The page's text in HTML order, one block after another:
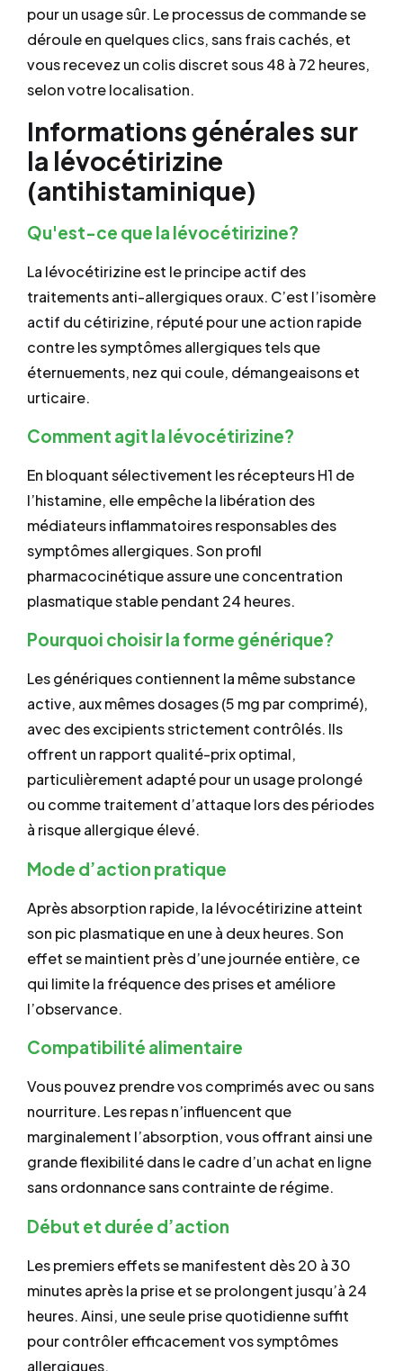
pour un usage sûr. Le processus de commande se
déroule en quelques clics, sans frais cachés, et
vous recevez un colis discret sous 48 à 72 heures,
selon votre localisation.
Informations générales sur
la lévocétirizine
(antihistaminique)
Qu'est-ce que la lévocétirizine?
La lévocétirizine est le principe actif des
traitements anti-allergiques oraux. C’est l’isomère
actif du cétirizine, réputé pour une action rapide
contre les symptômes allergiques tels que
éternuements, nez qui coule, démangeaisons et
urticaire.
Comment agit la lévocétirizine?
En bloquant sélectivement les récepteurs H1 de
l’histamine, elle empêche la libération des
médiateurs inflammatoires responsables des
symptômes allergiques. Son profil
pharmacocinétique assure une concentration
plasmatique stable pendant 24 heures.
Pourquoi choisir la forme générique?
Les génériques contiennent la même substance
active, aux mêmes dosages (5 mg par comprimé),
avec des excipients strictement contrôlés. Ils
offrent un rapport qualité-prix optimal,
particulièrement adapté pour un usage prolongé
ou comme traitement d’attaque lors des périodes
à risque allergique élevé.
Mode d’action pratique
Après absorption rapide, la lévocétirizine atteint
son pic plasmatique en une à deux heures. Son
effet se maintient près d’une journée entière, ce
qui limite la fréquence des prises et améliore
l’observance.
Compatibilité alimentaire
Vous pouvez prendre vos comprimés avec ou sans
nourriture. Les repas n’influencent que
marginalement l’absorption, vous offrant ainsi une
grande flexibilité dans le cadre d’un achat en ligne
sans ordonnance sans contrainte de régime.
Début et durée d’action
Les premiers effets se manifestent dès 20 à 30
minutes après la prise et se prolongent jusqu’à 24
heures. Ainsi, une seule prise quotidienne suffit
pour contrôler efficacement vos symptômes
allergiques.